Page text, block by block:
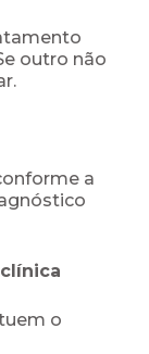
outro não
a
o